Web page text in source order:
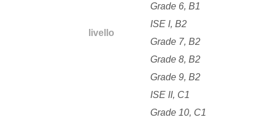
livello
Grade 6, B1
ISE I, B2
Grade 7, B2
Grade 8, B2
Grade 9, B2
ISE II, C1
Grade 10, C1